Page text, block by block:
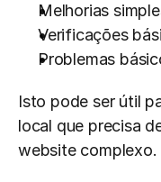
Melhorias
Verificações
Problemas
Isto pode ser útil
local que precisa
website complexo.